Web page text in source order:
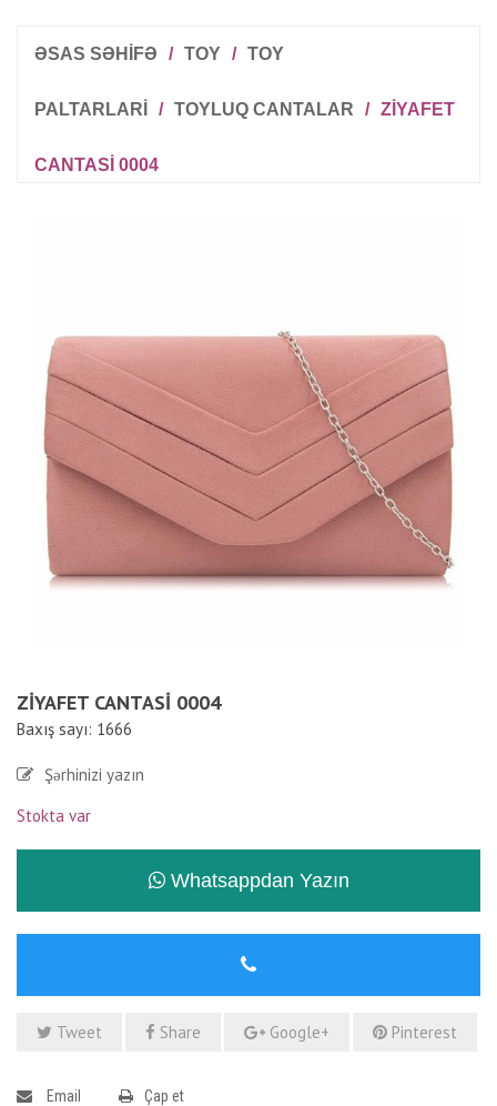
ƏSAS SƏHİFƏ / TOY / TOY
PALTARLARI / TOYLUQ CANTALAR / ZIYAFET
CANTASI 0004
ZIYAFET CANTASI 0004
Baxış sayı: 1666
Şərhinizi yazın
Stokta var
Whatsappdan Yazın
Tweet Share Google+ Pinterest
Email Çap et